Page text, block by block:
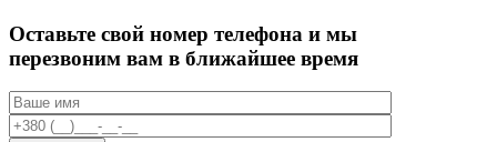
Оставьте свой номер телефона и мы
перезвоним вам в ближайшее время